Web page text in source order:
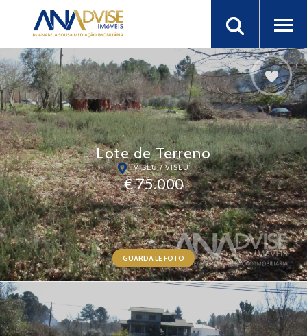
GUARDA LE FOTO
Lote de Terreno
VISEU / VISEU
€ 75.000